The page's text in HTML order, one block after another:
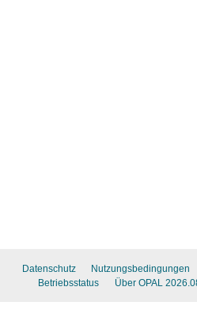
Datenschutz Nutzungsbedingungen
Betriebsstatus
Über OPAL